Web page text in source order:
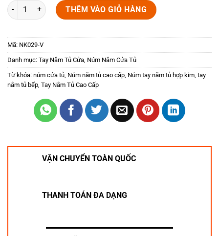
Núm tủ cổ điển màu vàng bóng NK029-V (Màu vàng) số lượng
THÊM VÀO GIỎ HÀNG
Mã: NK029-V
Danh mục: Tay Nắm Tủ Cửa, Núm Nắm Cửa Tủ
Từ khóa: núm cửa tủ, Núm nắm tủ cao cấp, Núm tay nắm tủ hợp kim, tay
nắm tủ bếp, Tay Nắm Tủ Cao Cấp
VẬN CHUYỂN TOÀN QUỐC
THANH TOÁN ĐA DẠNG